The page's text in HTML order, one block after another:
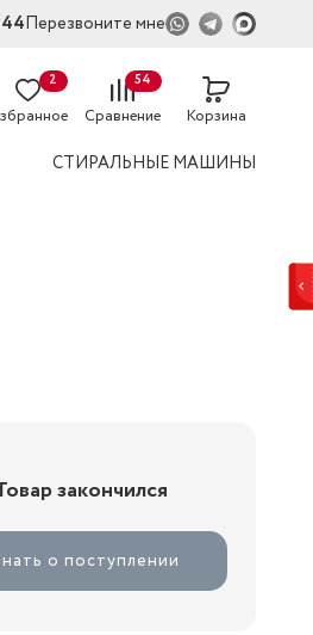
Перезвоните мне
2
Сравнение
54
Корзина
СТИРАЛЬНЫЕ МАШИНЫ
закончился
о поступлении